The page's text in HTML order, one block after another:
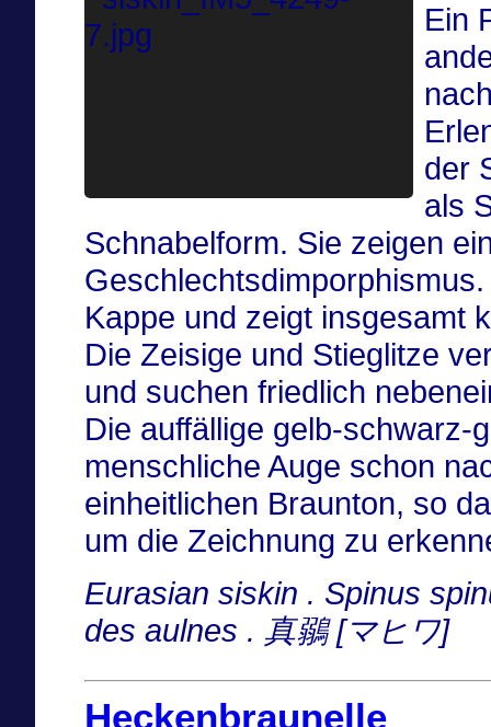
Ein
der
als
Schnabelform. Sie zeigen
Kappe und zeigt insgesamt
Die Zeisige und Stieglitze
und suchen friedlich
Die auffällige gelb-
menschliche Auge schon
einheitlichen Braunton, so
um die Zeichnung zu
Eurasian siskin . Spinus
des aulnes . 真鶸 [マヒワ]
Heckenbraunelle